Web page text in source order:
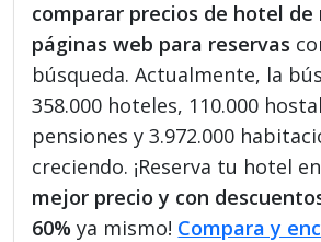
comparar precios de hotel de
páginas web para reservas
búsqueda. Actualmente, la
358.000 hoteles, 110.000
pensiones y 3.972.000
creciendo. ¡Reserva tu hotel
mejor precio y con
60% ya mismo! Compara y